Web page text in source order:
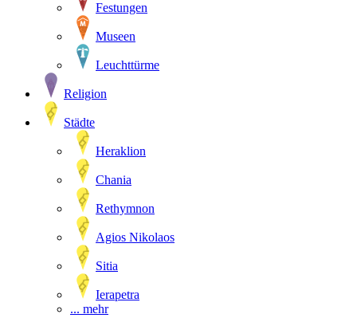
Festungen
Museen
Leuchttürme
Religion
Städte
Heraklion
Chania
Rethymnon
Agios Nikolaos
Sitia
Ierapetra
... mehr